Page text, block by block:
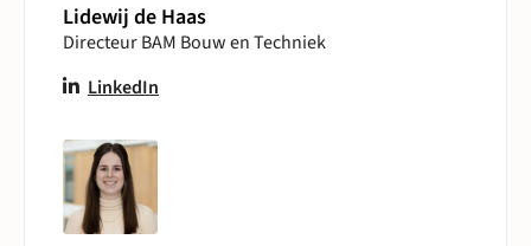
Lidewij de Haas
Directeur BAM Bouw en Techniek
LinkedIn